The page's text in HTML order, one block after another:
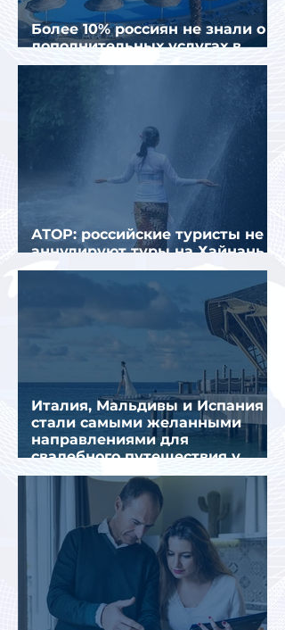
Более 10% россиян не знали о
дополнительных услугах в
отелях
АТОР: российские туристы не
аннулируют туры на Хайнань
из-за тайфуна «Дельфин»
Италия, Мальдивы и Испания
стали самыми желанными
направлениями для
свадебного путешествия у
россиян